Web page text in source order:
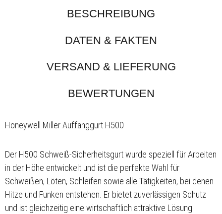
BESCHREIBUNG
DATEN & FAKTEN
VERSAND & LIEFERUNG
BEWERTUNGEN
Honeywell Miller Auffanggurt H500
Der H500 Schweiß-Sicherheitsgurt wurde speziell für Arbeiten
in der Höhe entwickelt und ist die perfekte Wahl für
Schweißen, Löten, Schleifen sowie alle Tätigkeiten, bei denen
Hitze und Funken entstehen. Er bietet zuverlässigen Schutz
und ist gleichzeitig eine wirtschaftlich attraktive Lösung.